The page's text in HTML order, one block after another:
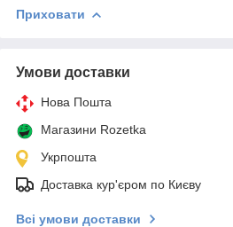
Приховати
Умови доставки
Нова Пошта
Магазини Rozetka
Укрпошта
Доставка кур'єром по Києву
Всі умови доставки